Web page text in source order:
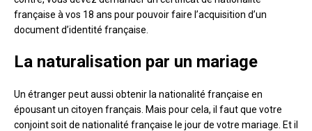
française à vos 18 ans pour pouvoir faire l’acquisition d’un
document d’identité française.
La naturalisation par un mariage
Un étranger peut aussi obtenir la nationalité française en
épousant un citoyen français. Mais pour cela, il faut que votre
conjoint soit de nationalité française le jour de votre mariage. Et il